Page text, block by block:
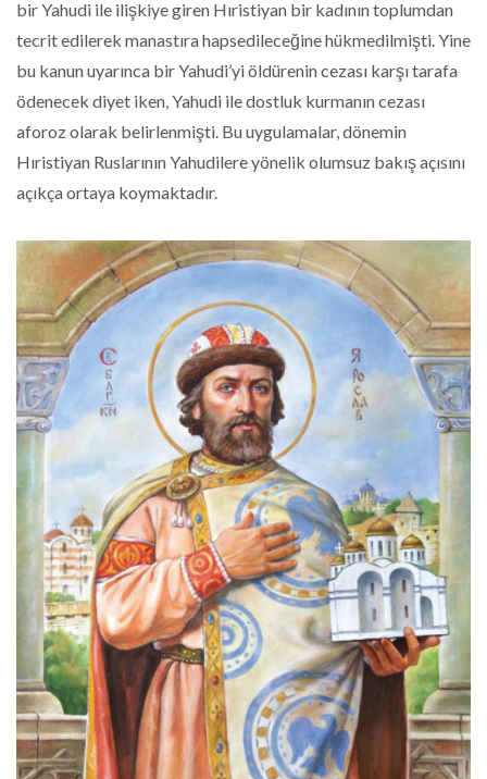
bir Yahudi ile ilişkiye giren Hıristiyan bir kadının toplumdan
tecrit edilerek manastıra hapsedileceğine hükmedilmişti. Yine
bu kanun uyarınca bir Yahudi’yi öldürenin cezası karşı tarafa
ödenecek diyet iken, Yahudi ile dostluk kurmanın cezası
aforoz olarak belirlenmişti. Bu uygulamalar, dönemin
Hıristiyan Ruslarının Yahudilere yönelik olumsuz bakış açısını
açıkça ortaya koymaktadır.